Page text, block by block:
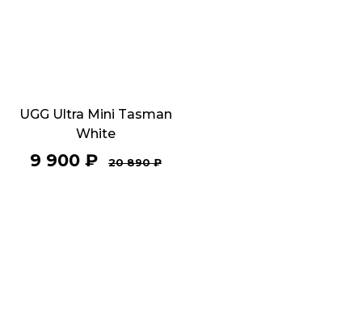
UGG Ultra Mini Tasman
White
9 900₽ 20 890₽